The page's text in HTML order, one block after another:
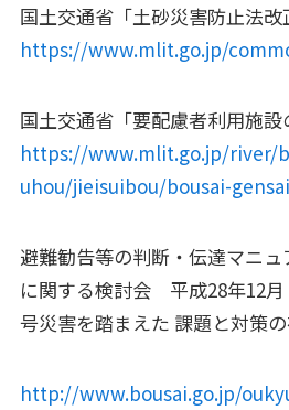
国土交通省「土砂災害防止法
https://www.mlit.go.jp/
国土交通省「要配慮者利用施
https://www.mlit.go.jp/river/
uhou/jieisuibou/bousai-
避難勧告等の判断・伝達マニ
に関する検討会 平成28年12月
号災害を踏まえた 課題と対策の
http://www.bousai.go.jp/